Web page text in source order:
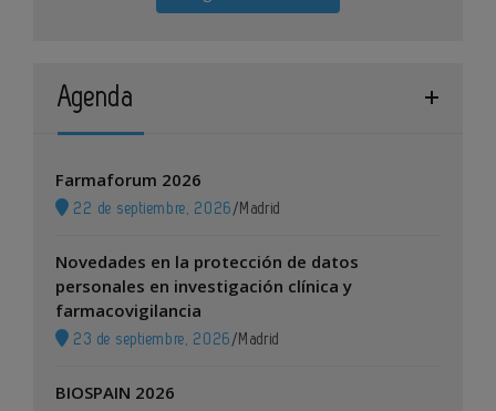
Agenda
Farmaforum 2026
22 de septiembre, 2026 / Madrid
Novedades en la protección de datos
personales en investigación clínica y
farmacovigilancia
23 de septiembre, 2026 / Madrid
BIOSPAIN 2026